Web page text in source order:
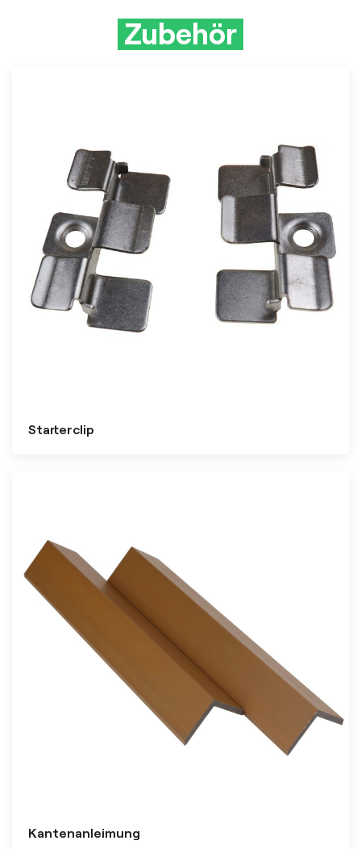
Zubehör
Starterclip
Kantenanleimung